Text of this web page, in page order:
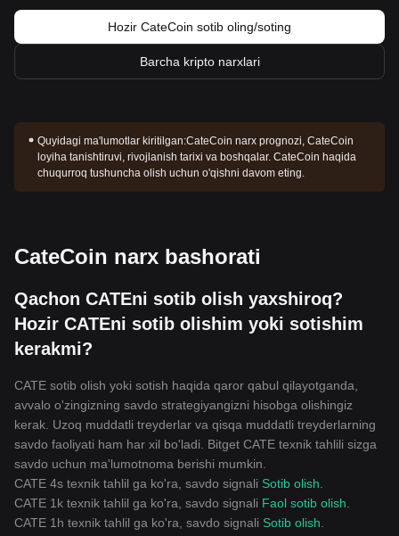
Hozir CateCoin sotib oling/soting
Barcha kripto narxlari
Quyidagi ma'lumotlar kiritilgan:CateCoin narx prognozi, CateCoin
loyiha tanishtiruvi, rivojlanish tarixi va boshqalar. CateCoin haqida
chuqurroq tushuncha olish uchun o'qishni davom eting.
CateCoin narx bashorati
Qachon CATEni sotib olish yaxshiroq?
Hozir CATEni sotib olishim yoki sotishim
kerakmi?
CATE sotib olish yoki sotish haqida qaror qabul qilayotganda,
avvalo o'zingizning savdo strategiyangizni hisobga olishingiz
kerak. Uzoq muddatli treyderlar va qisqa muddatli treyderlarning
savdo faoliyati ham har xil bo'ladi. Bitget CATE texnik tahlili sizga
savdo uchun ma'lumotnoma berishi mumkin.
CATE 4s texnik tahlil ga ko'ra, savdo signali Sotib olish
CATE 1k texnik tahlil ga ko'ra, savdo signali Faol sotib olish
CATE 1h texnik tahlil ga ko'ra, savdo signali Sotib olish